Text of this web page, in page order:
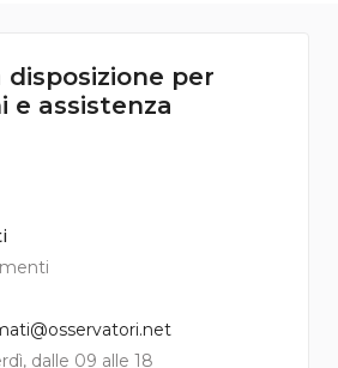
disposizione per
e assistenza
dalle 09 alle 18